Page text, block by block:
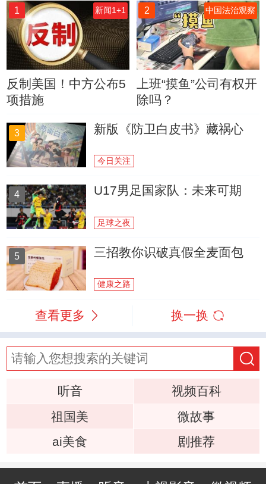
1 新闻1+1
反制美国！中方公布5
项措施
2 中国法治观察
上班“摸鱼”公司有权开
除吗？
3 新版《防卫白皮书》藏祸心
今日关注
4 U17男足国家队：未来可期
足球之夜
5 三招教你识破真假全麦面包
健康之路
查看更多 换一换
听音
视频百科
祖国美
微故事
ai美食
剧推荐